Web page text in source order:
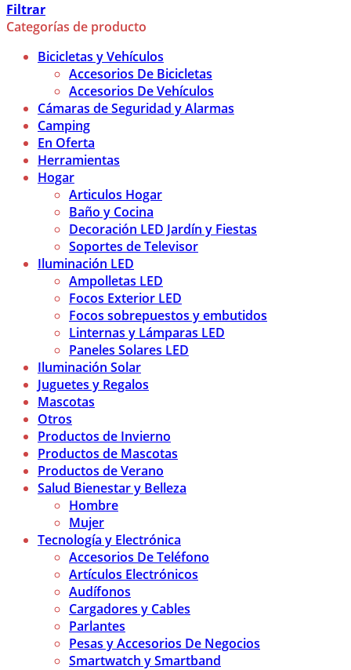
Filtrar
Categorías de producto
Bicicletas y Vehículos
Accesorios De Bicicletas
Accesorios De Vehículos
Cámaras de Seguridad y Alarmas
Camping
En Oferta
Herramientas
Hogar
Articulos Hogar
Baño y Cocina
Decoración LED Jardín y Fiestas
Soportes de Televisor
Iluminación LED
Ampolletas LED
Focos Exterior LED
Focos sobrepuestos y embutidos
Linternas y Lámparas LED
Paneles Solares LED
Iluminación Solar
Juguetes y Regalos
Mascotas
Otros
Productos de Invierno
Productos de Mascotas
Productos de Verano
Salud Bienestar y Belleza
Hombre
Mujer
Tecnología y Electrónica
Accesorios De Teléfono
Artículos Electrónicos
Audífonos
Cargadores y Cables
Parlantes
Pesas y Accesorios De Negocios
Smartwatch y Smartband